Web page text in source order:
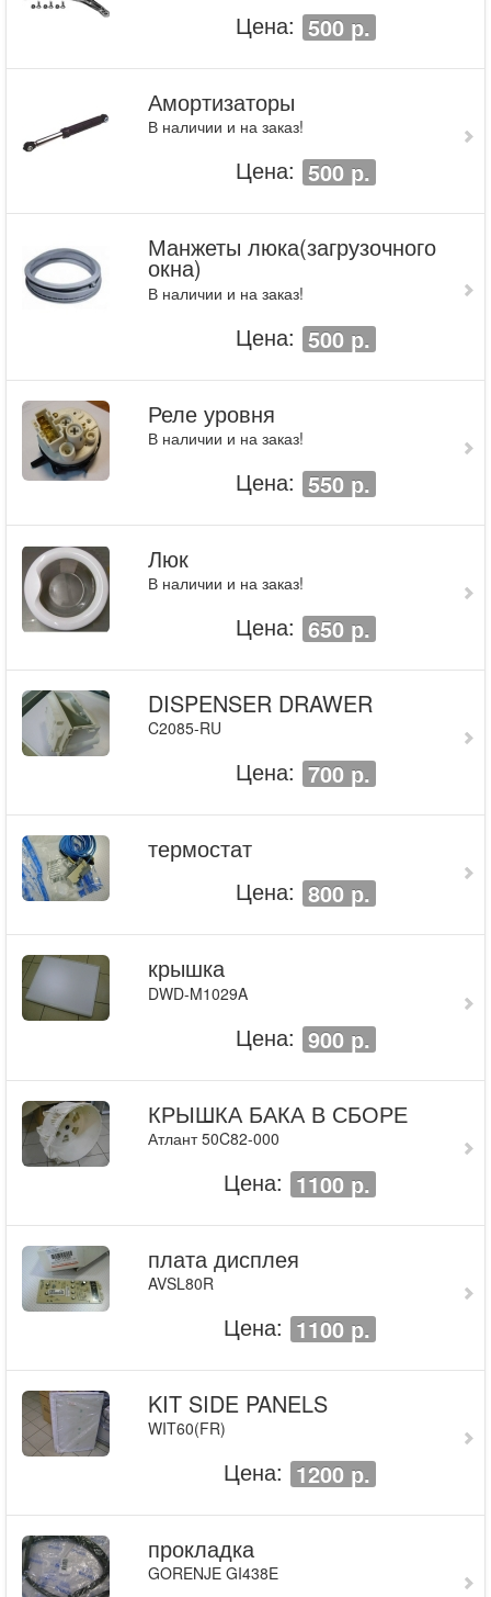
Цена: 500 р.
Амортизаторы
В наличии и на заказ!
Цена: 500 р.
Манжеты люка(загрузочного
окна)
В наличии и на заказ!
Цена: 500 р.
Реле уровня
В наличии и на заказ!
Цена: 550 р.
Люк
В наличии и на заказ!
Цена: 650 р.
DISPENSER DRAWER
C2085-RU
Цена: 700 р.
термостат
Цена: 800 р.
крышка
DWD-M1029A
Цена: 900 р.
КРЫШКА БАКА В СБОРЕ
Атлант 50C82-000
Цена: 1100 р.
плата дисплея
AVSL80R
Цена: 1100 р.
KIT SIDE PANELS
WIT60(FR)
Цена: 1200 р.
прокладка
GORENJE GI438E